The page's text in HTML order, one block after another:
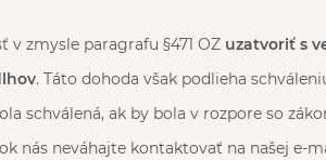
zmysle paragrafu §471 OZ uzatvoriť s
. Táto dohoda však podlieha
schválená, ak by bola v rozpore so
nás neváhajte kontaktovať na našej e-